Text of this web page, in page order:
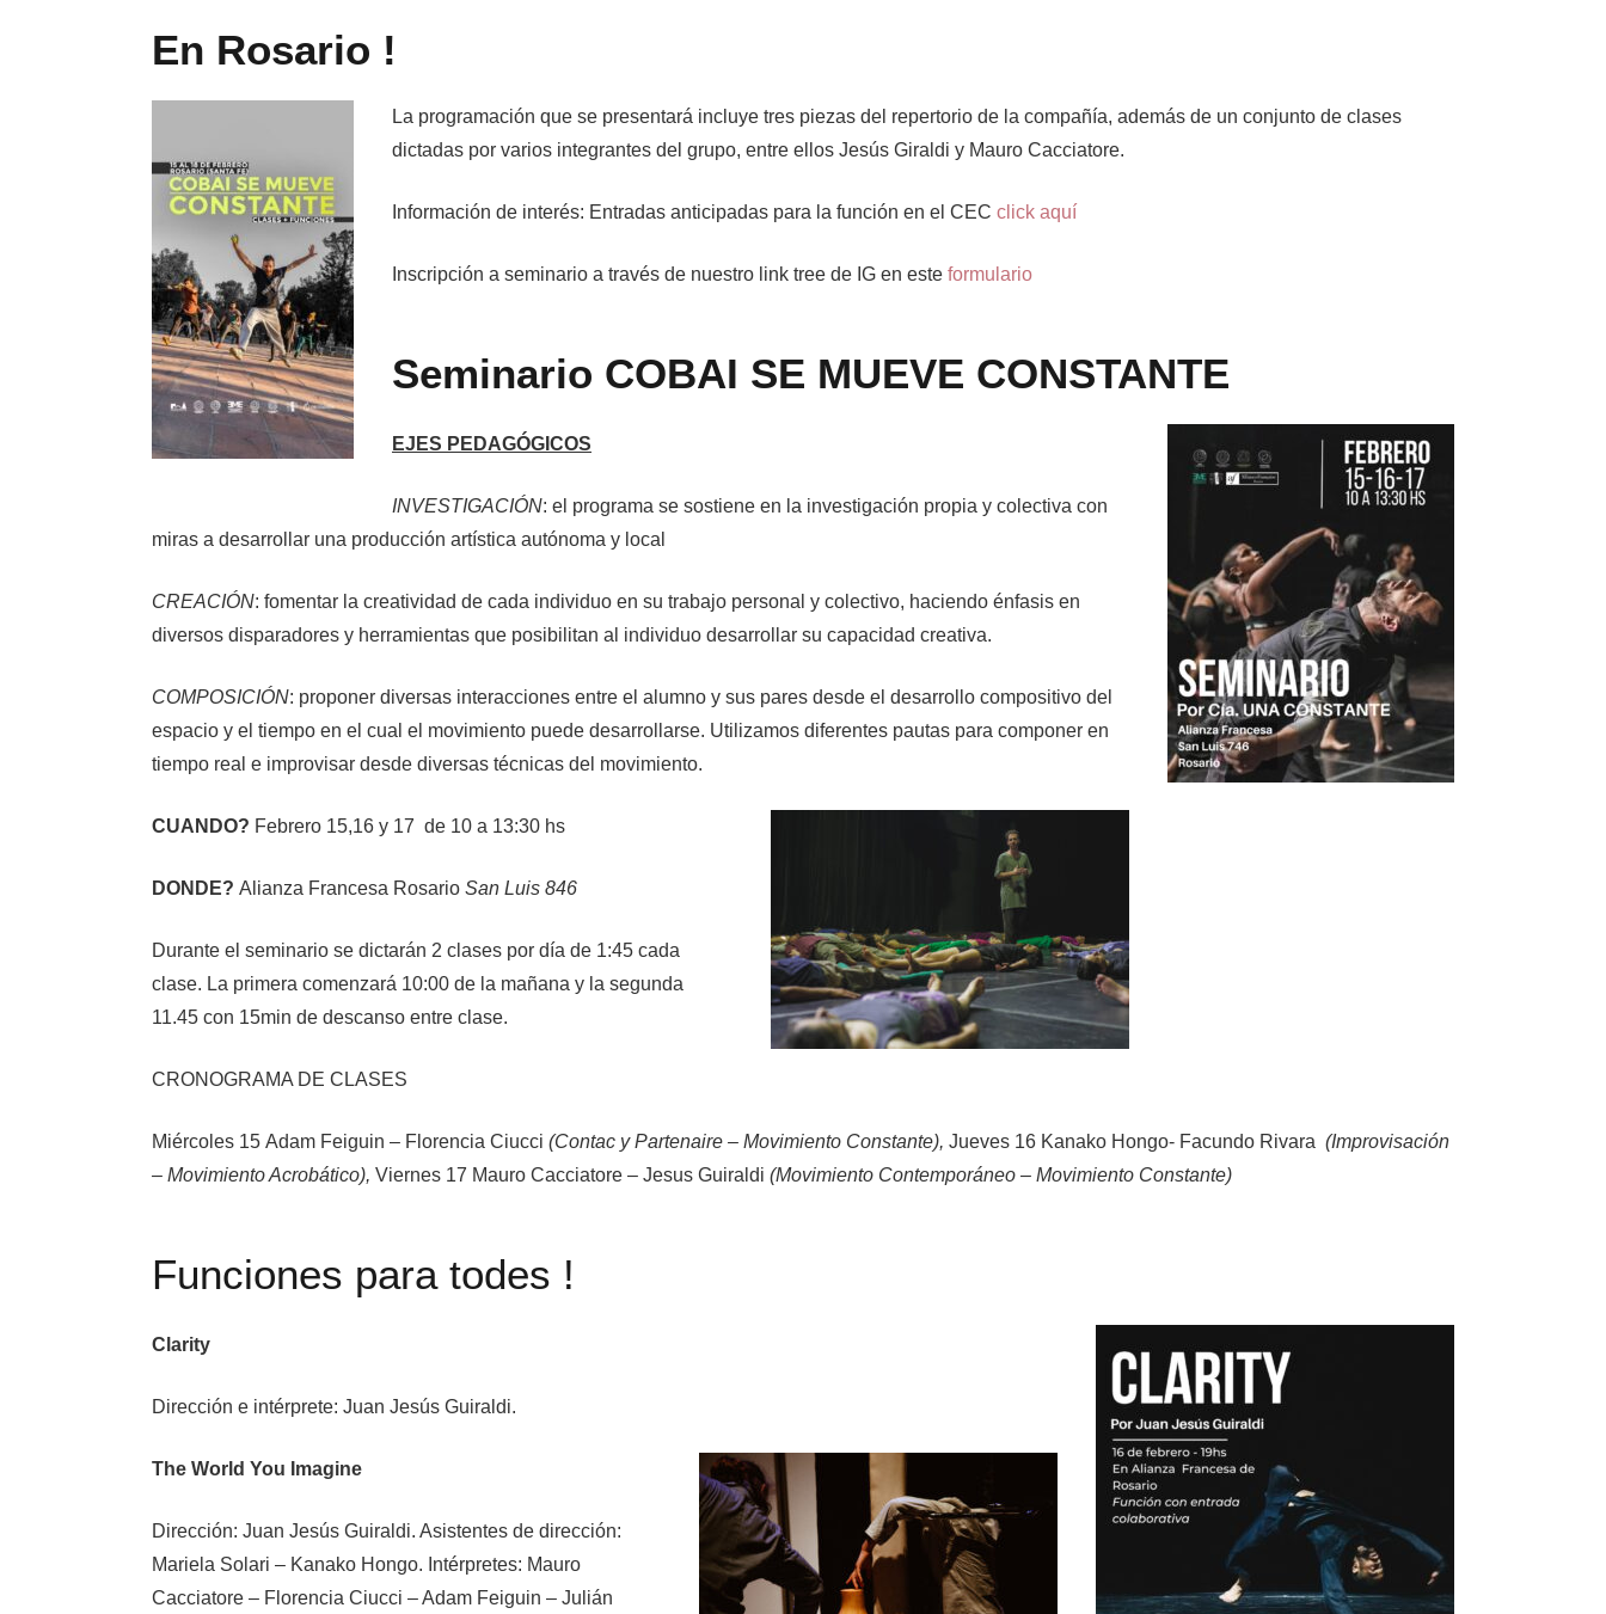
En Rosario !
La programación que se presentará incluye tres piezas del repertorio de la compañía, además de un conjunto de clases
dictadas por varios integrantes del grupo, entre ellos Jesús Giraldi y Mauro Cacciatore.
Información de interés: Entradas anticipadas para la función en el CEC click aquí
Inscripción a seminario a través de nuestro link tree de IG en este formulario
Seminario COBAI SE MUEVE CONSTANTE
EJES PEDAGÓGICOS
INVESTIGACIÓN: el programa se sostiene en la investigación propia y colectiva con
miras a desarrollar una producción artística autónoma y local
CREACIÓN: fomentar la creatividad de cada individuo en su trabajo personal y colectivo, haciendo énfasis en
diversos disparadores y herramientas que posibilitan al individuo desarrollar su capacidad creativa.
COMPOSICIÓN: proponer diversas interacciones entre el alumno y sus pares desde el desarrollo compositivo del
espacio y el tiempo en el cual el movimiento puede desarrollarse. Utilizamos diferentes pautas para componer en
tiempo real e improvisar desde diversas técnicas del movimiento.
CUANDO? Febrero 15,16 y 17 de 10 a 13:30 hs
DONDE? Alianza Francesa Rosario San Luis 846
Durante el seminario se dictarán 2 clases por día de 1:45 cada
clase. La primera comenzará 10:00 de la mañana y la segunda
11.45 con 15min de descanso entre clase.
CRONOGRAMA DE CLASES
Miércoles 15 Adam Feiguin – Florencia Ciucci (Contac y Partenaire – Movimiento Constante), Jueves 16 Kanako Hongo- Facundo Rivara (Improvisación
– Movimiento Acrobático), Viernes 17 Mauro Cacciatore – Jesus Guiraldi (Movimiento Contemporáneo – Movimiento Constante)
Funciones para todes !
Clarity
Dirección e intérprete: Juan Jesús Guiraldi.
The World You Imagine
Dirección: Juan Jesús Guiraldi. Asistentes de dirección:
Mariela Solari – Kanako Hongo. Intérpretes: Mauro
Cacciatore – Florencia Ciucci – Adam Feiguin – Julián